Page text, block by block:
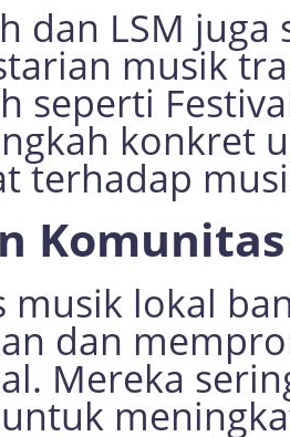
dan LSM
musik
seperti
konkret
terhadap
Komunitas
musik lokal
dan
Mereka